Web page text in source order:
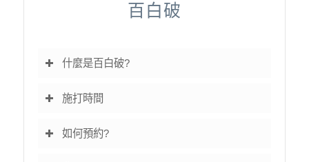
百白破
什麼是百白破?
施打時間
如何預約?